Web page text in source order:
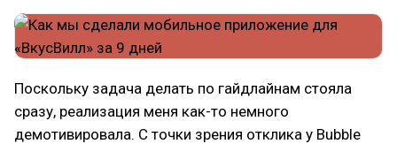
Поскольку задача делать по гайдлайнам стояла
сразу, реализация меня как-то немного
демотивировала. С точки зрения отклика у Bubble